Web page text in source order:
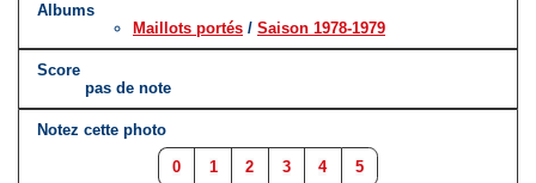
Albums
Maillots portés / Saison 1978-1979
Score
pas de note
Notez cette photo
0 1 2 3 4 5